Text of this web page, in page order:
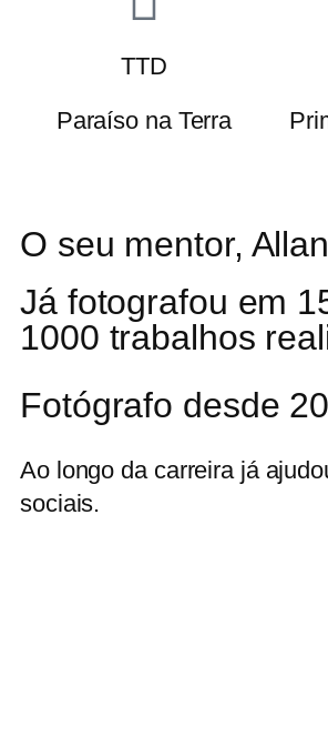
TTD
Paraíso na Terra
O seu mentor,
Já fotografou em
1000 trabalhos
Fotógrafo desde
Ao longo da carreira já
sociais.